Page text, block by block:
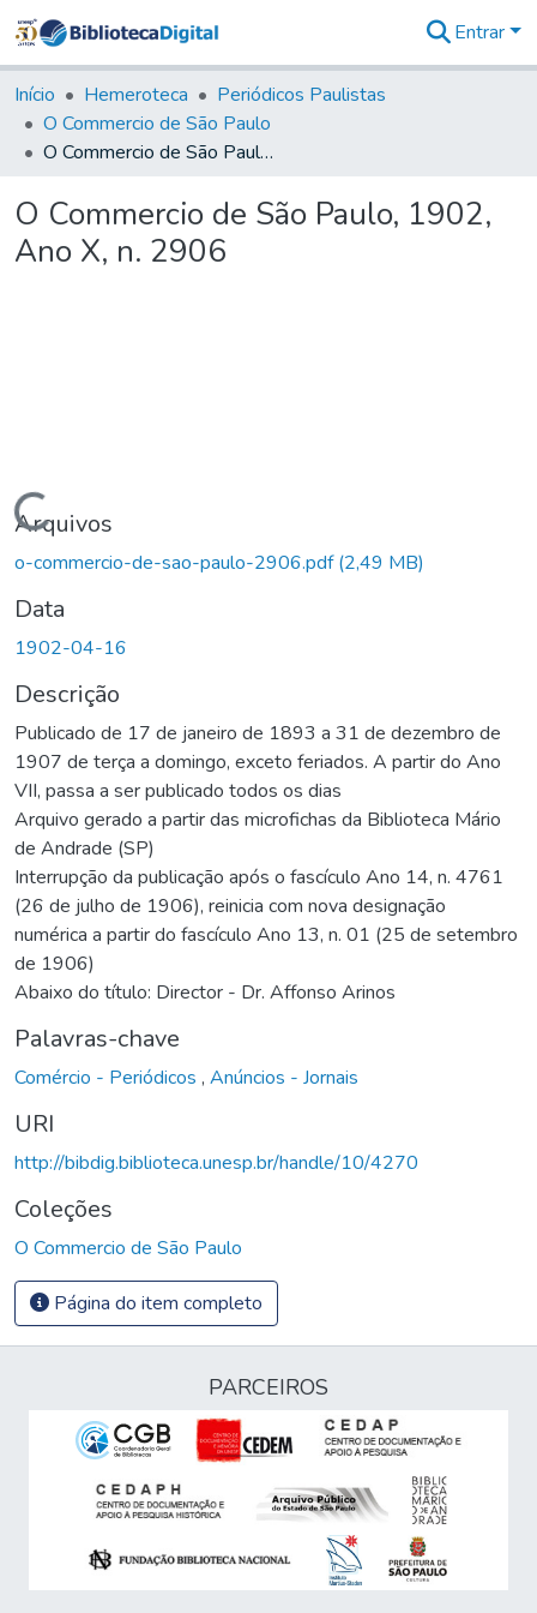
&
Coleções
Tudo na
Biblioteca
Estatísticas
Entrar
Início Hemeroteca
Periódicos Paulistas
O Commercio de São Paulo
O Commercio de São Paulo, 1902, Ano X, n. 2906
O Commercio de São Paulo, 1902,
Ano X, n. 2906
Carregando...
Arquivos
o-commercio-de-sao-paulo-2906.pdf(2,49 MB)
Data
1902-04-16
Descrição
Publicado de 17 de janeiro de 1893 a 31 de dezembro de
1907 de terça a domingo, exceto feriados. A partir do Ano
VII, passa a ser publicado todos os dias
Arquivo gerado a partir das microfichas da Biblioteca Mário
de Andrade (SP)
Interrupção da publicação após o fascículo Ano 14, n. 4761
(26 de julho de 1906), reinicia com nova designação
numérica a partir do fascículo Ano 13, n. 01 (25 de setembro
de 1906)
Abaixo do título: Director - Dr. Affonso Arinos
Palavras-chave
Comércio - Periódicos , Anúncios - Jornais
URI
http://bibdig.biblioteca.unesp.br/handle/10/4270
Coleções
O Commercio de São Paulo
Página do item completo
PARCEIROS